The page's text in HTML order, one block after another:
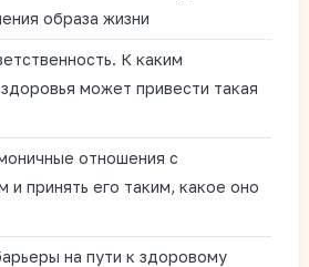
образа жизни
К каким
может привести такая
отношения с
и принять его таким, какое оно
на пути к здоровому